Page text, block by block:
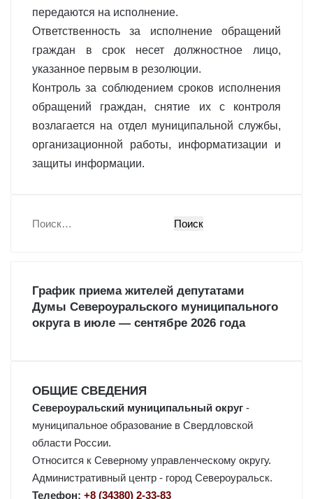
передаются на исполнение.
Ответственность за исполнение обращений
граждан в срок несет должностное лицо,
указанное первым в резолюции.
Контроль за соблюдением сроков исполнения
обращений граждан, снятие их с контроля
возлагается на отдел муниципальной службы,
организационной работы, информатизации и
защиты информации.
Н
:График приема жителей депутатами
Думы Североуральского муниципального
округа в июле — сентябре 2026 года
ОБЩИЕ СВЕДЕНИЯ
Североуральский муниципальный округ -
муниципальное образование в Свердловской
области России.
Относится к Северному управленческому округу.
Административный центр - город Североуральск.
Телефон: +8 (34380) 2-33-83